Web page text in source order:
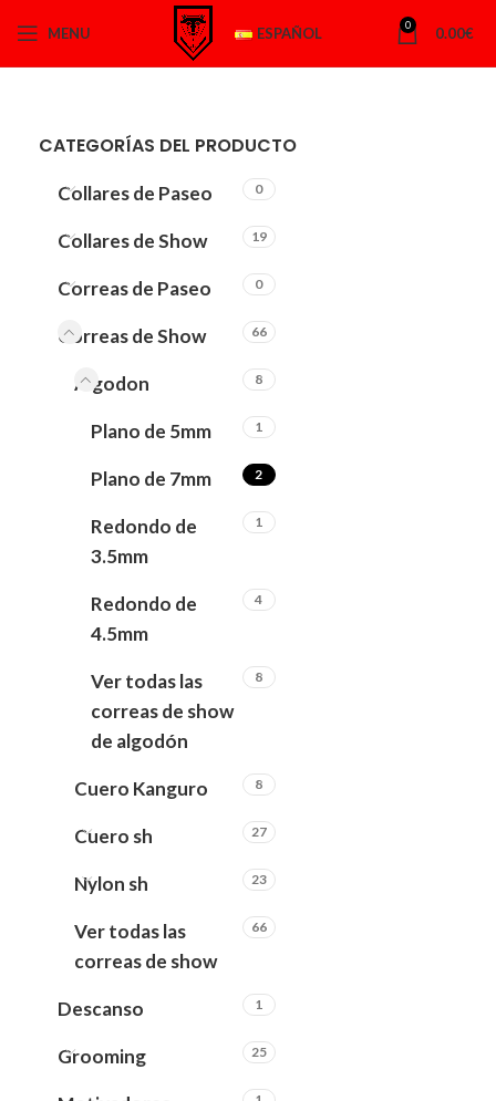
MENU ESPAÑOL 0 0.00€
CATEGORÍAS DEL PRODUCTO
Collares de Paseo 0
Collares de Show 19
Correas de Paseo 0
Correas de Show 66
Algodon 8
Plano de 5mm 1
Plano de 7mm 2
Redondo de
3.5mm
1
Redondo de
4.5mm
4
Ver todas las
correas de show
de algodón
8
Cuero Kanguro 8
Cuero sh 27
Nylon sh 23
Ver todas las
correas de show
66
Descanso 1
Grooming 25